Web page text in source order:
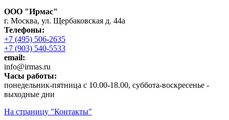
ООО "Ирмас"
г. Москва, ул. Щербаковская д. 44а
Телефоны:
+7 (495) 506-2635
+7 (903) 540-5533
email:
infо@irmas.ru
Часы работы:
понедельник-пятница с 10.00-18.00, суббота-воскресенье -
выходные дни
На страницу "Контакты"